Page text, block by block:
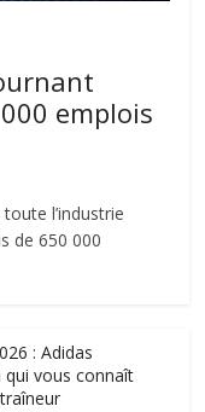
emplois
l’industrie
de 650 000
: Adidas
qui vous connaît